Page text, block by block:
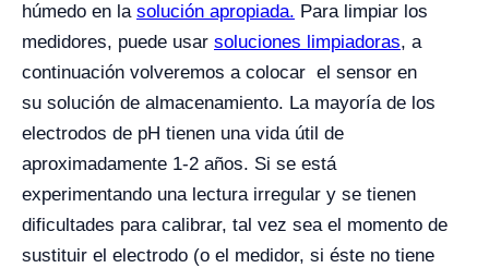
húmedo en la solución apropiada. Para limpiar los
medidores, puede usar soluciones limpiadoras, a
continuación volveremos a colocar el sensor en
su solución de almacenamiento. La mayoría de los
electrodos de pH tienen una vida útil de
aproximadamente 1-2 años. Si se está
experimentando una lectura irregular y se tienen
dificultades para calibrar, tal vez sea el momento de
sustituir el electrodo (o el medidor, si éste no tiene